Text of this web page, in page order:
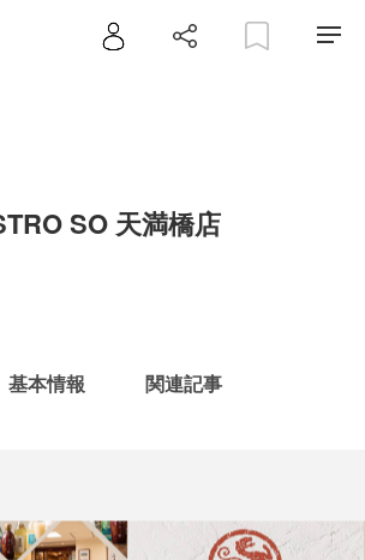
SO 天満橋店
基本情報 関連記事